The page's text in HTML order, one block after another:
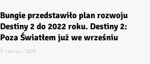
Bungie przedstawiło plan rozwoju
Destiny 2 do 2022 roku. Destiny 2:
Poza Światłem już we wrześniu
9 czerwca 2020